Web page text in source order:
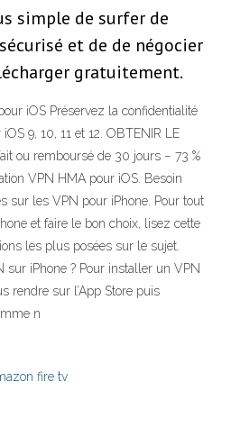
simple de surfer de
et de de négocier
gratuitement.
iOS Préservez la confidentialité
9, 10, 11 et 12. OBTENIR LE
ou remboursé de 30 jours − 73 %
VPN HMA pour iOS. Besoin
sur les VPN pour iPhone. Pour tout
et faire le bon choix, lisez cette
les plus posées sur le sujet.
iPhone ? Pour installer un VPN
rendre sur l’App Store puis
n
fire tv